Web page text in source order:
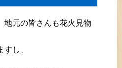
地元の皆さんも花火見物
し、